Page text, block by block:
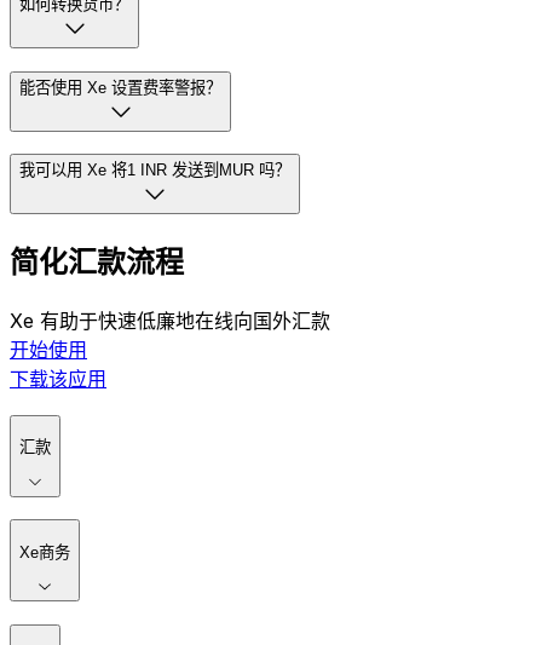
如何转换货币？
能否使用 Xe 设置费率警报？
我可以用 Xe 将1 INR 发送到MUR 吗？
简化汇款流程
Xe 有助于快速低廉地在线向国外汇款
开始使用
下载该应用
汇款
Xe商务